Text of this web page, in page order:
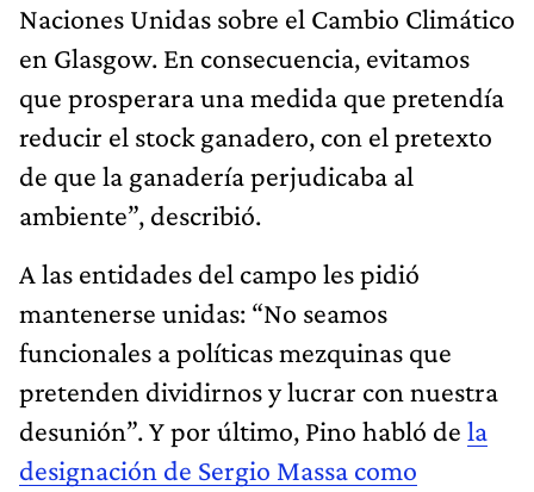
Naciones Unidas sobre el Cambio Climático
en Glasgow. En consecuencia, evitamos
que prosperara una medida que pretendía
reducir el stock ganadero, con el pretexto
de que la ganadería perjudicaba al
ambiente”, describió.
A las entidades del campo les pidió
mantenerse unidas: “No seamos
funcionales a políticas mezquinas que
pretenden dividirnos y lucrar con nuestra
desunión”. Y por último, Pino habló de la
designación de Sergio Massa como